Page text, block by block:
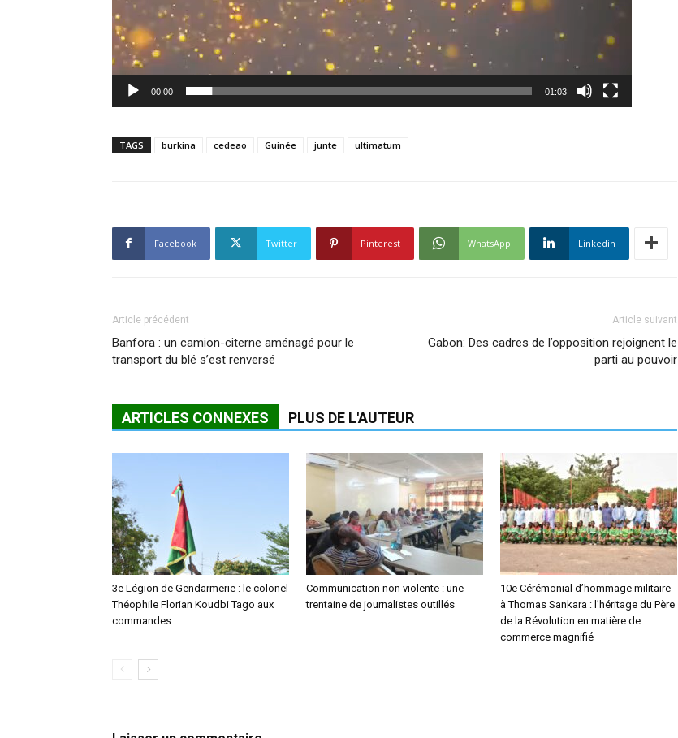
00:00 01:03
TAGS burkina cedeao Guinée junte ultimatum
Facebook Twitter Pinterest WhatsApp Linkedin
Article précédent
Banfora : un camion-citerne aménagé pour le
transport du blé s’est renversé
Article suivant
Gabon: Des cadres de l’opposition rejoignent le
parti au pouvoir
ARTICLES CONNEXES PLUS DE L'AUTEUR
3e Légion de Gendarmerie : le colonel
Théophile Florian Koudbi Tago aux
commandes
Communication non violente : une
trentaine de journalistes outillés
10e Cérémonial d’hommage militaire
à Thomas Sankara : l’héritage du Père
de la Révolution en matière de
commerce magnifié